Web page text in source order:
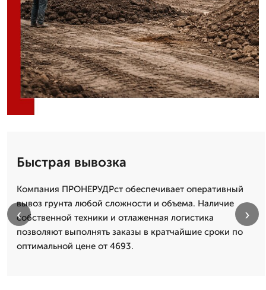
Быстрая вывозка
Компания ПРОНЕРУДРст обеспечивает оперативный
вывоз грунта любой сложности и объема. Наличие
собственной техники и отлаженная логистика
позволяют выполнять заказы в кратчайшие сроки по
оптимальной цене от 4693.
‹ ›